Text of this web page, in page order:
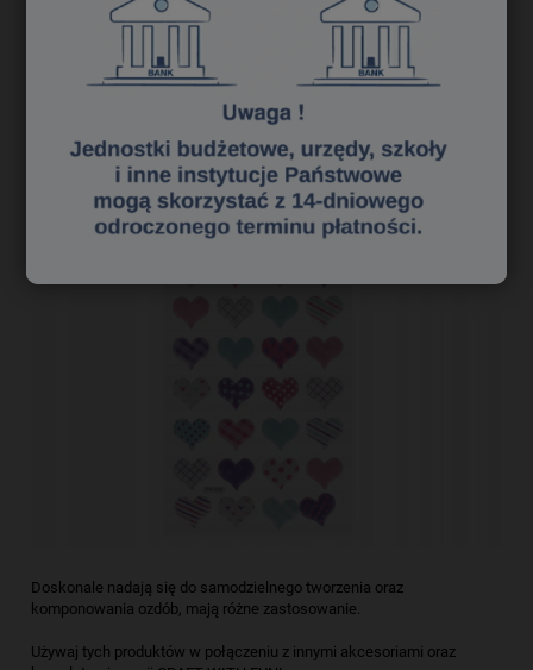
Doskonale nadają się do samodzielnego tworzenia oraz
komponowania ozdób, mają różne zastosowanie.
Używaj tych produktów w połączeniu z innymi akcesoriami oraz